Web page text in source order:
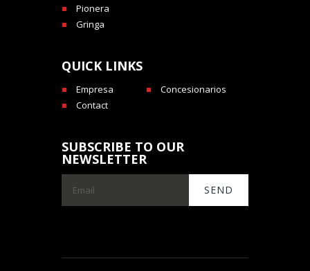
Pionera
Gringa
QUICK LINKS
Empresa
Concesionarios
Contact
SUBSCRIBE TO OUR
NEWSLETTER